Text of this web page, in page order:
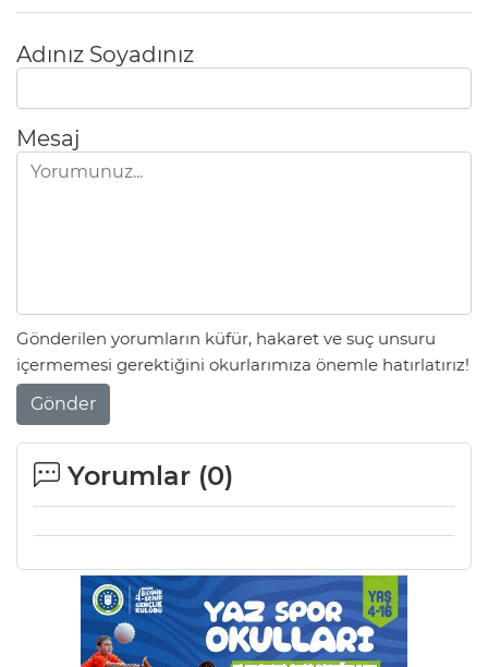
Adınız Soyadınız
Mesaj
Gönderilen yorumların küfür, hakaret ve suç unsuru
içermemesi gerektiğini okurlarımıza önemle hatırlatırız!
Gönder
Yorumlar (0)